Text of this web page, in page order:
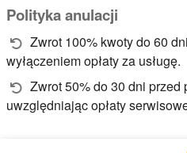
Polityka anulacji
Zwrot 100% kwoty do 60
wyłączeniem opłaty za usługę.
Zwrot 50% do 30 dni przed
uwzględniając opłaty